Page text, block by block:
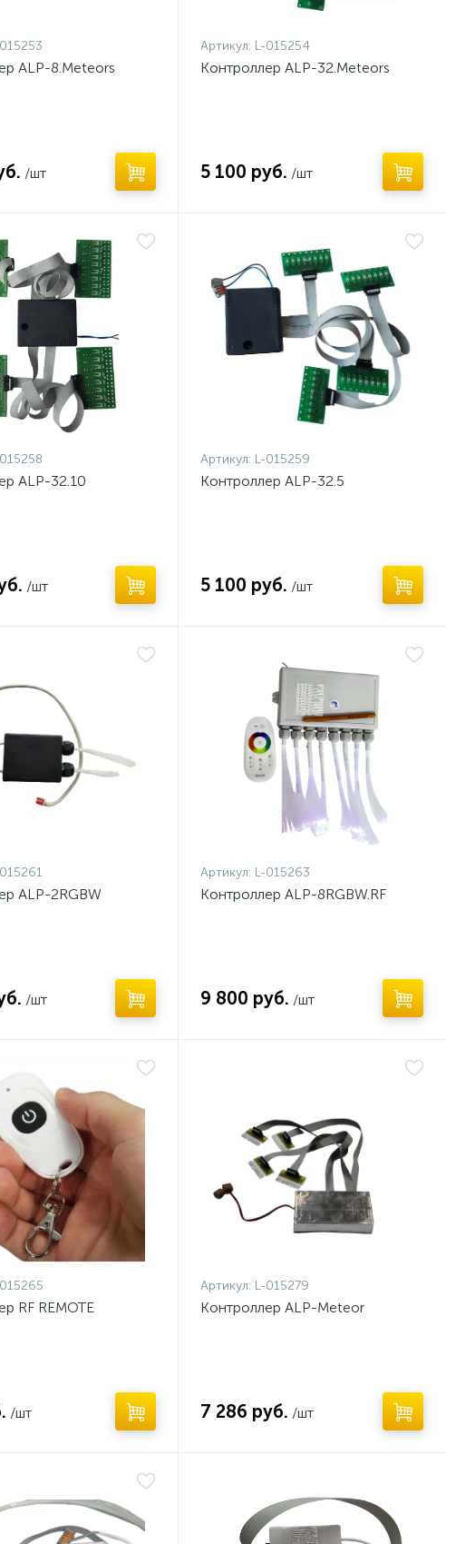
ALP-8.Meteors
/шт
Артикул: L-015254
Контроллер ALP-32.Meteors
5 100 руб. /шт
ALP-32.10
/шт
Артикул: L-015259
Контроллер ALP-32.5
5 100 руб. /шт
ALP-2RGBW
/шт
Артикул: L-015263
Контроллер ALP-8RGBW.RF
9 800 руб. /шт
RF REMOTE
/шт
Артикул: L-015279
Контроллер ALP-Meteor
7 286 руб. /шт